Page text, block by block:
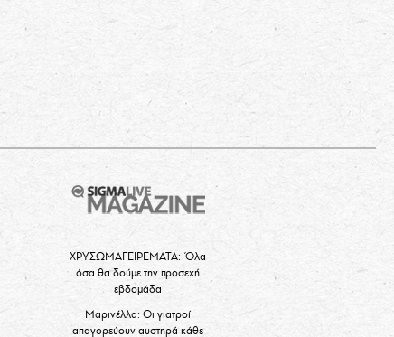
ΧΡΥΣΩΜΑΓΕΙΡΕΜΑΤΑ: Όλα
όσα θα δούμε την προσεχή
εβδομάδα
Μαρινέλλα: Οι γιατροί
απαγορεύουν αυστηρά κάθε